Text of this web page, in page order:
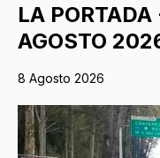
LA
AGOSTO
8 Agosto 2026